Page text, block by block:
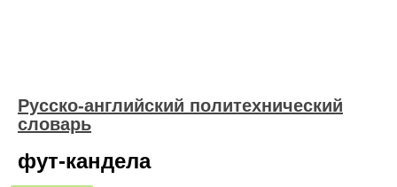
Русско-английский политехнический
словарь
фут-кандела